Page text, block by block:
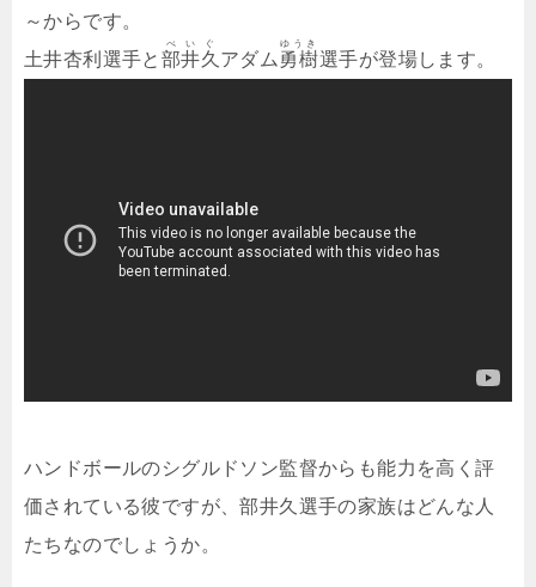
～からです。
土井杏利選手と 部井久
べいぐ
アダム 勇樹
ゆうき
選手が登場します。
ハンドボールのシグルドソン監督からも能力を高く評
価されている彼ですが、部井久選手の家族はどんな人
たちなのでしょうか。